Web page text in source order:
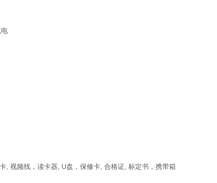
, 视频线，读卡器, U盘，保修卡, 合格证, 标定书，携带箱